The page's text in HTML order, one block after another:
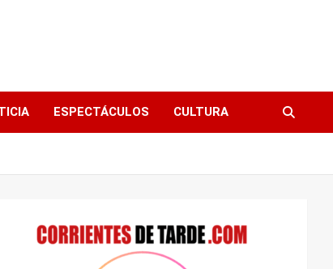
ESPECTÁCULOS CULTURA